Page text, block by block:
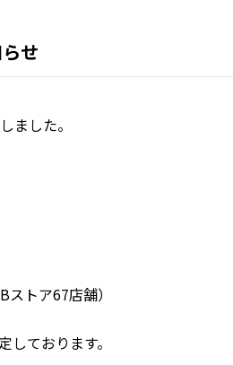
せ
ました。
トア67店舗）
ております。